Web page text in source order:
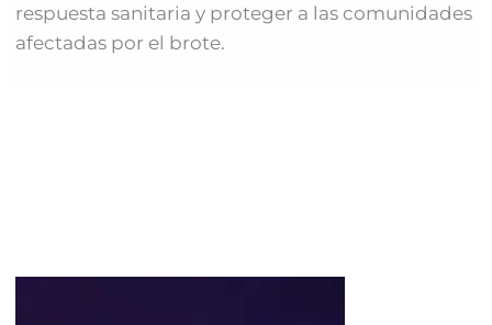
respuesta sanitaria y proteger a las comunidades
afectadas por el brote.